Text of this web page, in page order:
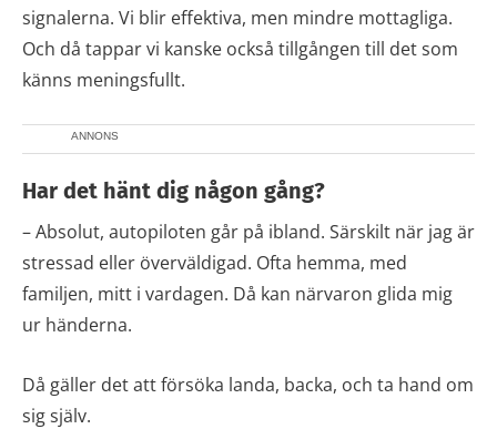
signalerna. Vi blir effektiva, men mindre mottagliga.
Och då tappar vi kanske också tillgången till det som
känns meningsfullt.
ANNONS
Har det hänt dig någon gång?
– Absolut, autopiloten går på ibland. Särskilt när jag är
stressad eller överväldigad. Ofta hemma, med
familjen, mitt i vardagen. Då kan närvaron glida mig
ur händerna.
Då gäller det att försöka landa, backa, och ta hand om
sig själv.